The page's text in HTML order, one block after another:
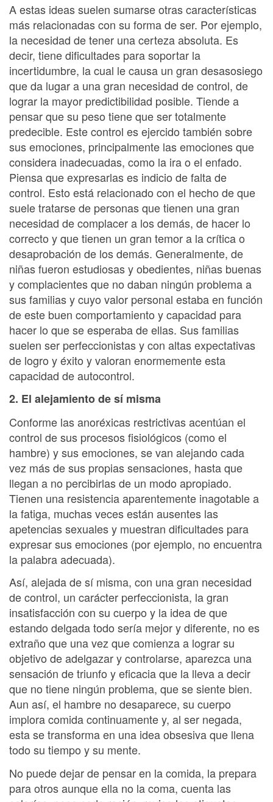
A estas ideas suelen sumarse otras características
más relacionadas con su forma de ser. Por ejemplo,
la necesidad de tener una certeza absoluta. Es
decir, tiene dificultades para soportar la
incertidumbre, la cual le causa un gran desasosiego
que da lugar a una gran necesidad de control, de
lograr la mayor predictibilidad posible. Tiende a
pensar que su peso tiene que ser totalmente
predecible. Este control es ejercido también sobre
sus emociones, principalmente las emociones que
considera inadecuadas, como la ira o el enfado.
Piensa que expresarlas es indicio de falta de
control. Esto está relacionado con el hecho de que
suele tratarse de personas que tienen una gran
necesidad de complacer a los demás, de hacer lo
correcto y que tienen un gran temor a la crítica o
desaprobación de los demás. Generalmente, de
niñas fueron estudiosas y obedientes, niñas buenas
y complacientes que no daban ningún problema a
sus familias y cuyo valor personal estaba en función
de este buen comportamiento y capacidad para
hacer lo que se esperaba de ellas. Sus familias
suelen ser perfeccionistas y con altas expectativas
de logro y éxito y valoran enormemente esta
capacidad de autocontrol.
2. El alejamiento de sí misma
Conforme las anoréxicas restrictivas acentúan el
control de sus procesos fisiológicos (como el
hambre) y sus emociones, se van alejando cada
vez más de sus propias sensaciones, hasta que
llegan a no percibirlas de un modo apropiado.
Tienen una resistencia aparentemente inagotable a
la fatiga, muchas veces están ausentes las
apetencias sexuales y muestran dificultades para
expresar sus emociones (por ejemplo, no encuentra
la palabra adecuada).
Así, alejada de sí misma, con una gran necesidad
de control, un carácter perfeccionista, la gran
insatisfacción con su cuerpo y la idea de que
estando delgada todo sería mejor y diferente, no es
extraño que una vez que comienza a lograr su
objetivo de adelgazar y controlarse, aparezca una
sensación de triunfo y eficacia que la lleva a decir
que no tiene ningún problema, que se siente bien.
Aun así, el hambre no desaparece, su cuerpo
implora comida continuamente y, al ser negada,
esta se transforma en una idea obsesiva que llena
todo su tiempo y su mente.
No puede dejar de pensar en la comida, la prepara
para otros aunque ella no la coma, cuenta las